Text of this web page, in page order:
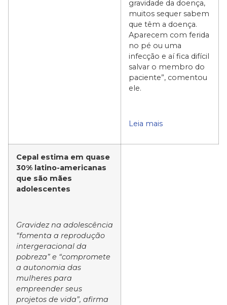
gravidade da doença,
muitos sequer sabem
que têm a doença.
Aparecem com ferida
no pé ou uma
infecção e aí fica difícil
salvar o membro do
paciente”, comentou
ele.
Leia mais
Cepal estima em quase
30% latino-americanas
que são mães
adolescentes
Gravidez na adolescência
“fomenta a reprodução
intergeracional da
pobreza” e “compromete
a autonomia das
mulheres para
empreender seus
projetos de vida”, afirma